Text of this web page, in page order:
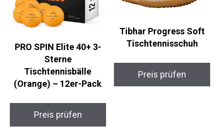
Sterne
Tischtennisbälle
(Orange) – 12er-Pack
Preis prüfen
Tischtennisschuh
Preis prüfen